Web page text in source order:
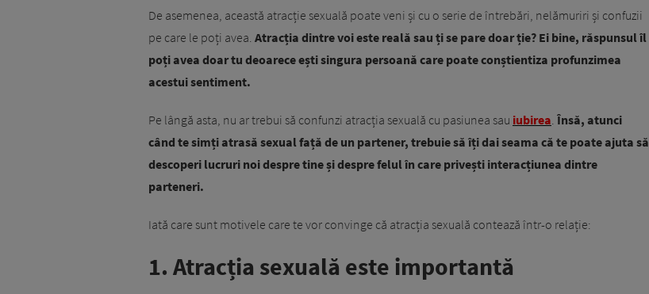
De asemenea, această atracție sexuală poate veni și cu o serie de întrebări, nelămuriri și confuzii
pe care le poți avea. Atracția dintre voi este reală sau ți se pare doar ție? Ei bine, răspunsul îl
poți avea doar tu deoarece ești singura persoană care poate conștientiza profunzimea
acestui sentiment.
Pe lângă asta, nu ar trebui să confunzi atracția sexuală cu pasiunea sau iubirea. Însă, atunci
când te simți atrasă sexual față de un partener, trebuie să îți dai seama că te poate ajuta să
descoperi lucruri noi despre tine și despre felul în care privești interacțiunea dintre
parteneri.
Iată care sunt motivele care te vor convinge că atracția sexuală contează într-o relație:
1. Atracția sexuală este importantă